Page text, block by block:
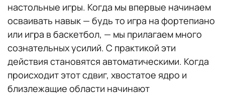
настольные игры. Когда мы впервые начинаем
осваивать навык — будь то игра на фортепиано
или игра в баскетбол, — мы прилагаем много
сознательных усилий. С практикой эти
действия становятся автоматическими. Когда
происходит этот сдвиг, хвостатое ядро и
близлежащие области начинают